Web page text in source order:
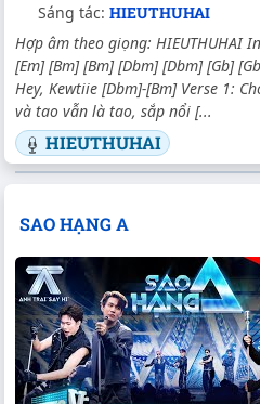
Sáng tác: HIEUTHUHAI
Hợp âm theo giọng: HIEUTHUHAI
[Em] [Bm] [Bm] [Dbm] [Dbm] [Gb]
Hey, Kewtiie [Dbm]-[Bm] Verse 1:
và tao vẫn là tao, sắp nổi [...
HIEUTHUHAI
SAO HẠNG A